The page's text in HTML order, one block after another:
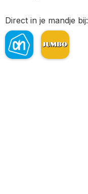
Direct in je mandje bij: